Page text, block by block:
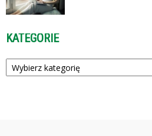
KATEGORIE
Kategorie